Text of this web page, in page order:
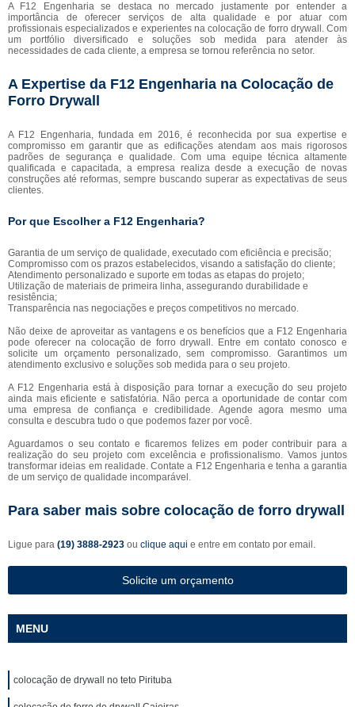
A F12 Engenharia se destaca no mercado justamente por entender a
importância de oferecer serviços de alta qualidade e por atuar com
profissionais especializados e experientes na colocação de forro drywall. Com
um portfólio diversificado e soluções sob medida para atender às
necessidades de cada cliente, a empresa se tornou referência no setor.
A Expertise da F12 Engenharia na Colocação de
Forro Drywall
A F12 Engenharia, fundada em 2016, é reconhecida por sua expertise e
compromisso em garantir que as edificações atendam aos mais rigorosos
padrões de segurança e qualidade. Com uma equipe técnica altamente
qualificada e capacitada, a empresa realiza desde a execução de novas
construções até reformas, sempre buscando superar as expectativas de seus
clientes.
Por que Escolher a F12 Engenharia?
Garantia de um serviço de qualidade, executado com eficiência e precisão;
Compromisso com os prazos estabelecidos, visando a satisfação do cliente;
Atendimento personalizado e suporte em todas as etapas do projeto;
Utilização de materiais de primeira linha, assegurando durabilidade e
resistência;
Transparência nas negociações e preços competitivos no mercado.
Não deixe de aproveitar as vantagens e os benefícios que a F12 Engenharia
pode oferecer na colocação de forro drywall. Entre em contato conosco e
solicite um orçamento personalizado, sem compromisso. Garantimos um
atendimento exclusivo e soluções sob medida para o seu projeto.
A F12 Engenharia está à disposição para tornar a execução do seu projeto
ainda mais eficiente e satisfatória. Não perca a oportunidade de contar com
uma empresa de confiança e credibilidade. Agende agora mesmo uma
consulta e descubra tudo o que podemos fazer por você.
Aguardamos o seu contato e ficaremos felizes em poder contribuir para a
realização do seu projeto com excelência e profissionalismo. Vamos juntos
transformar ideias em realidade. Contate a F12 Engenharia e tenha a garantia
de um serviço de qualidade incomparável.
Para saber mais sobre colocação de forro drywall
Ligue para (19) 3888-2923 ou clique aqui e entre em contato por email.
Solicite um orçamento
MENU
colocação de drywall no teto Pirituba